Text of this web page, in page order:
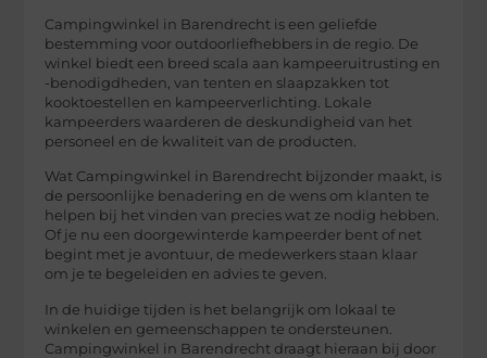
Campingwinkel in Barendrecht is een geliefde
bestemming voor outdoorliefhebbers in de regio. De
winkel biedt een breed scala aan kampeeruitrusting en
-benodigdheden, van tenten en slaapzakken tot
kooktoestellen en kampeerverlichting. Lokale
kampeerders waarderen de deskundigheid van het
personeel en de kwaliteit van de producten.
Wat Campingwinkel in Barendrecht bijzonder maakt, is
de persoonlijke benadering en de wens om klanten te
helpen bij het vinden van precies wat ze nodig hebben.
Of je nu een doorgewinterde kampeerder bent of net
begint met je avontuur, de medewerkers staan klaar
om je te begeleiden en advies te geven.
In de huidige tijden is het belangrijk om lokaal te
winkelen en gemeenschappen te ondersteunen.
Campingwinkel in Barendrecht draagt hieraan bij door